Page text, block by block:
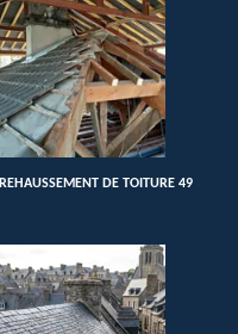
REHAUSSEMENT DE TOITURE 49